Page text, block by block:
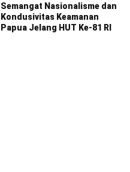
Semangat Nasionalisme dan
Kondusivitas Keamanan
Papua Jelang HUT Ke-81 RI